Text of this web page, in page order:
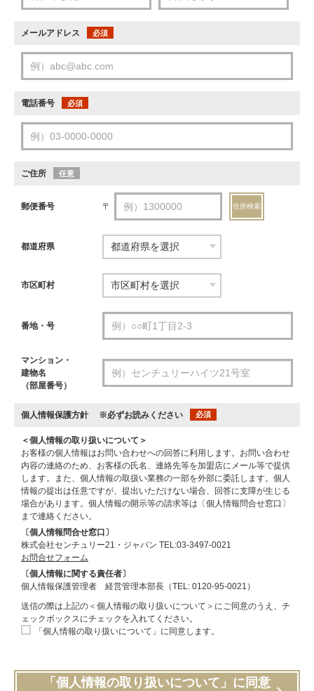
メールアドレス 必須
電話番号 必須
ご住所 任意
郵便番号 〒 住所検索
都道府県
市区町村
番地・号
マンション・
建物名
（部屋番号）
個人情報保護方針 ※必ずお読みください 必須
＜個人情報の取り扱いについて＞
お客様の個人情報はお問い合わせへの回答に利用します。お問い合わせ
内容の連絡のため、お客様の氏名、連絡先等を加盟店にメール等で提供
します。また、個人情報の取扱い業務の一部を外部に委託します。個人
情報の提出は任意ですが、提出いただけない場合、回答に支障が生じる
場合があります。個人情報の開示等の請求等は〔個人情報問合せ窓口〕
まで連絡ください。
〔個人情報問合せ窓口〕
株式会社センチュリー21・ジャパン TEL:03-3497-0021
お問合せフォーム
〔個人情報に関する責任者〕
個人情報保護管理者 経営管理本部長（TEL: 0120-95-0021）
送信の際は上記の＜個人情報の取り扱いについて＞にご同意のうえ、チ
ェックボックスにチェックを入れてください。
「個人情報の取り扱いについて」に同意します。
「個人情報の取り扱いについて」に同意